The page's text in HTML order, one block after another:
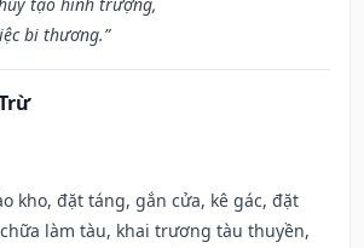
bi thương.”
kho, đặt táng, gắn cửa, kê gác, đặt
làm tàu, khai trương tàu thuyền,